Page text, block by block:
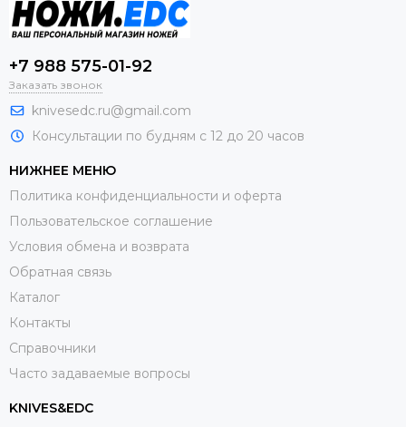
+7 988 575-01-92
Заказать звонок
knivesedc.ru@gmail.com
Консультации по будням с 12 до 20 часов
НИЖНЕЕ МЕНЮ
Политика конфиденциальности и оферта
Пользовательское соглашение
Условия обмена и возврата
Обратная связь
Каталог
Контакты
Справочники
Часто задаваемые вопросы
KNIVES&EDC